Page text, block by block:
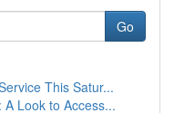
Go
This Satur...
Look to Access...